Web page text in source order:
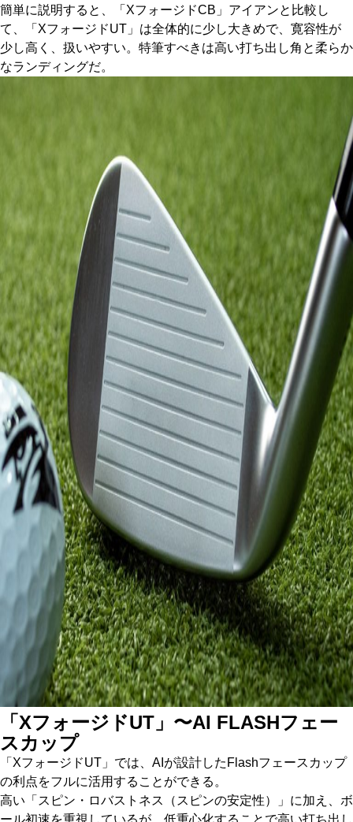
簡単に説明すると、「XフォージドCB」アイアンと比較し
て、「XフォージドUT」は全体的に少し大きめで、寛容性が
少し高く、扱いやすい。特筆すべきは高い打ち出し角と柔らか
なランディングだ。
「XフォージドUT」〜AI FLASHフェー
スカップ
「XフォージドUT」では、AIが設計したFlashフェースカップ
の利点をフルに活用することができる。
高い「スピン・ロバストネス（スピンの安定性）」に加え、ボ
ール初速を重視しているが、低重心化することで高い打ち出し